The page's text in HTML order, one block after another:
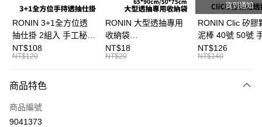
國泰世華商業銀行
兆豐國際商業銀行
臺灣中小企業銀行
台中商業銀行
匯豐（台灣）商業銀行
華泰商業銀行
聯邦商業銀行
元大商業銀行
台灣樂天信用卡公司
街口支付
悠遊付
大哥付你分期
【大哥付你分期使用說明】
2.付款方式選擇「大哥付你分期」，訂單成立後會自動跳轉到大哥付的交易
流程，驗證手機門號後，選擇欲分期的期數、繳款截止日，確認付款後即完
相關說明
【關於「AFTEE先享後付」】
RONIN 3+1全方位透
抽仕掛 2組入 手工秘
製！最適台灣海域
T991
NT$108
NT$120
RONIN 大型透抽專用
收納袋
65*90cm/50*75cm 台
灣製SGS檢驗無毒 加
NT$18
NT$20
貨到通知
RONIN Clic 矽膠
泥棒 40號 50號
抽專用泥棒 布卷
B297
NT$126
NT$140
商品特色
商品編號
9041373